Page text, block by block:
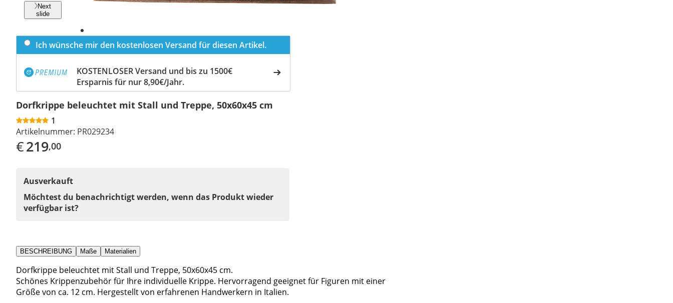
Next
slide
Ich wünsche mir den kostenlosen Versand für diesen Artikel.
KOSTENLOSER Versand und bis zu 1500€
Ersparnis für nur 8,90€/Jahr.
Dorfkrippe beleuchtet mit Stall und Treppe, 50x60x45 cm
1
Artikelnummer: PR029234
€219,00
Ausverkauft
Möchtest du benachrichtigt werden, wenn das Produkt wieder
verfügbar ist?
BESCHREIBUNG Maße Materialien
Dorfkrippe beleuchtet mit Stall und Treppe, 50x60x45 cm.
Schönes Krippenzubehör für Ihre individuelle Krippe. Hervorragend geeignet für Figuren mit einer
Größe von ca. 12 cm. Hergestellt von erfahrenen Handwerkern in Italien.